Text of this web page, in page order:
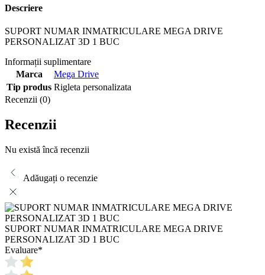
Descriere
SUPORT NUMAR INMATRICULARE MEGA DRIVE
PERSONALIZAT 3D 1 BUC
Informații suplimentare
Marca
Mega Drive
Tip produs Rigleta personalizata
Recenzii (0)
Recenzii
Nu există încă recenzii
Adăugați o recenzie
SUPORT NUMAR INMATRICULARE MEGA DRIVE
PERSONALIZAT 3D 1 BUC
Evaluare*